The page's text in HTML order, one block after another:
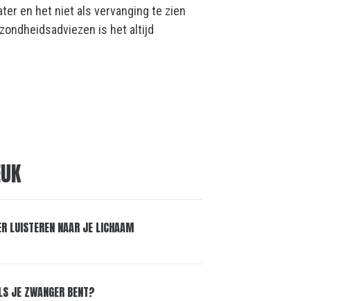
en het niet als vervanging te zien
is het altijd
LUISTEREN NAAR JE LICHAAM
JE ZWANGER BENT?